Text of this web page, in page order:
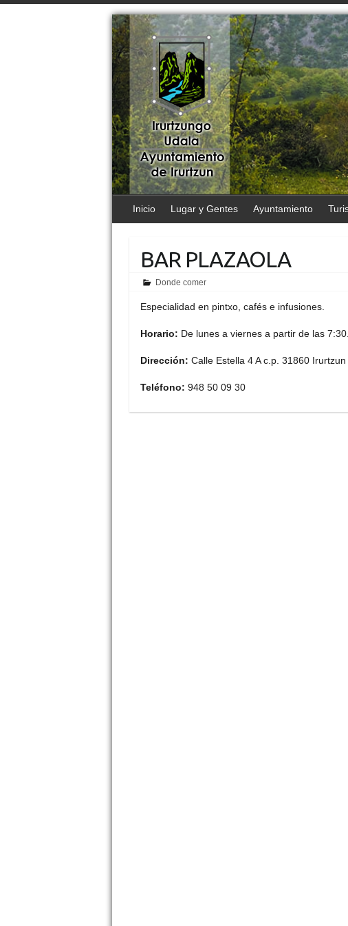
Inicio Lugar y Gentes Ayuntamiento
BAR PLAZAOLA
Donde comer
Especialidad en pintxo, cafés e infusiones.
Horario: De lunes a viernes a partir de las
Dirección: Calle Estella 4 A c.p. 31860 Irurtzun
Teléfono: 948 50 09 30